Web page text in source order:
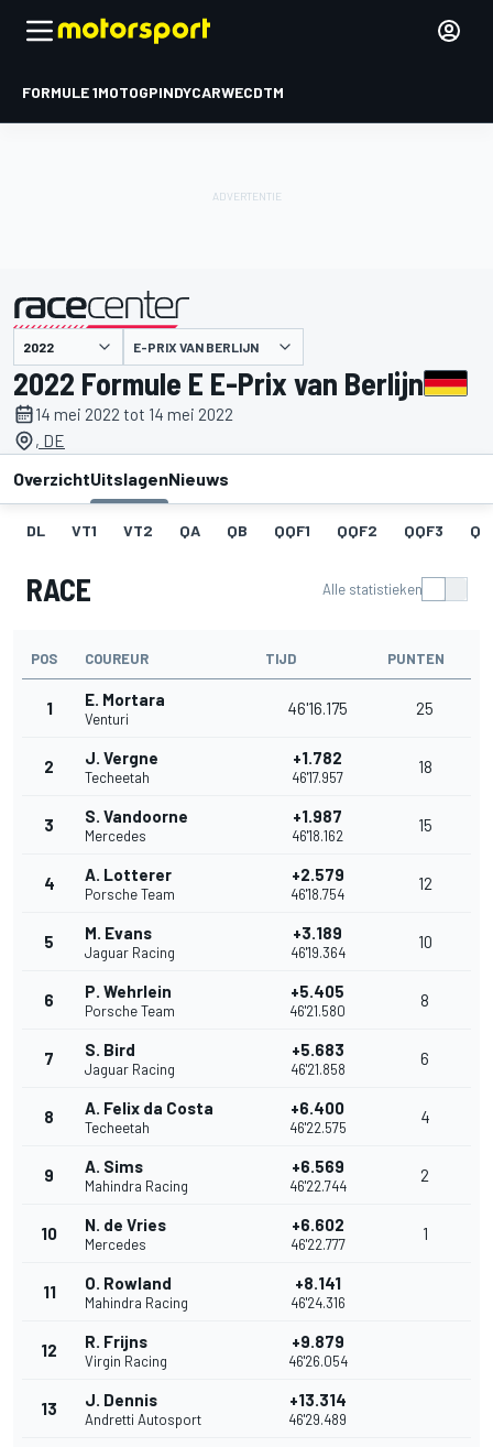
FORMULE 1MOTOGPINDYCARWECDTM
gepresenteerd door E-PRIX VAN BERLIJN
2022 Formule E E-Prix van Berlijn
14 mei 2022 tot 14 mei 2022
, DE
OverzichtUitslagenNieuws
DL VT1 VT2 QA QB QQF1 QQF2 QQF3
RACE Alle statistieken
POS COUREUR TIJD PUNTEN
1 E. Mortara
Venturi
46'16.175 25
2 J. Vergne
Techeetah
+1.782
46'17.957
18
3 S. Vandoorne
Mercedes
+1.987
46'18.162
15
4 A. Lotterer
Porsche Team
+2.579
46'18.754
12
5 M. Evans
Jaguar Racing
+3.189
46'19.364
10
6 P. Wehrlein
Porsche Team
+5.405
46'21.580
8
7 S. Bird
Jaguar Racing
+5.683
46'21.858
6
8 A. Felix da Costa
Techeetah
+6.400
46'22.575
4
9 A. Sims
Mahindra Racing
+6.569
46'22.744
2
10 N. de Vries
Mercedes
+6.602
46'22.777
1
11 O. Rowland
Mahindra Racing
+8.141
46'24.316
12 R. Frijns
Virgin Racing
+9.879
46'26.054
13 J. Dennis
Andretti Autosport
+13.314
46'29.489